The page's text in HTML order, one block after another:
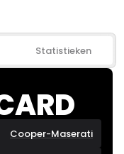
Statistieken
Cooper-Maserati